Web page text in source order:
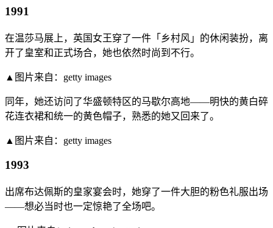
1991
在温莎马展上，英国女王穿了一件「乡村风」的休闲装扮，离
开了皇室和正式场合，她也依然时尚到不行。
▲图片来自：getty images
同年，她还访问了华盛顿特区的马歇尔高地——明快的黄白碎
花连衣裙和统一的黄色帽子，熟悉的她又回来了。
▲图片来自：getty images
1993
出席布达佩斯的皇家宴会时，她穿了一件大胆的粉色礼服出场
——想必当时也一定惊艳了全场吧。